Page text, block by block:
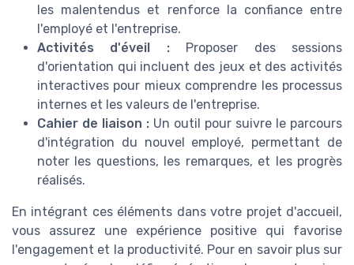
les malentendus et renforce la confiance entre
l'employé et l'entreprise.
Activités d'éveil :Proposer des sessions
d'orientation qui incluent des jeux et des activités
interactives pour mieux comprendre les processus
internes et les valeurs de l'entreprise.
Cahier de liaison : Un outil pour suivre le parcours
d'intégration du nouvel employé, permettant de
noter les questions, les remarques, et les progrès
réalisés.
En intégrant ces éléments dans votre projet d'accueil,
vous assurez une expérience positive qui favorise
l'engagement et la productivité. Pour en savoir plus sur